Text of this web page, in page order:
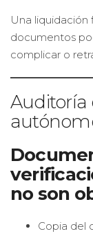
Una liquidación
documentos
complicar o
Auditoría
no son
Copia del